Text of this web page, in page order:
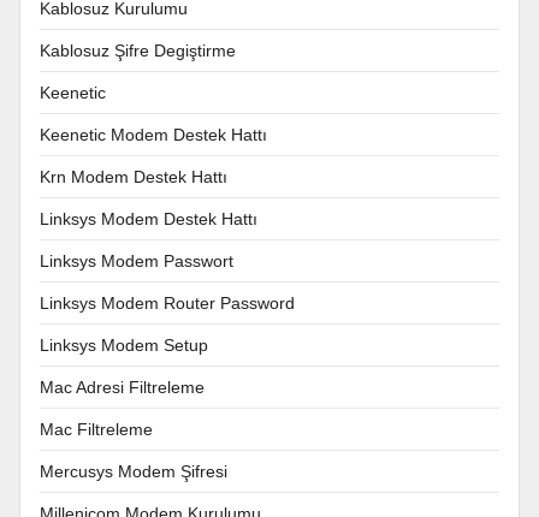
Kablosuz Kurulumu
Kablosuz Şifre Degiştirme
Keenetic
Keenetic Modem Destek Hattı
Krn Modem Destek Hattı
Linksys Modem Destek Hattı
Linksys Modem Passwort
Linksys Modem Router Password
Linksys Modem Setup
Mac Adresi Filtreleme
Mac Filtreleme
Mercusys Modem Şifresi
Millenicom Modem Kurulumu